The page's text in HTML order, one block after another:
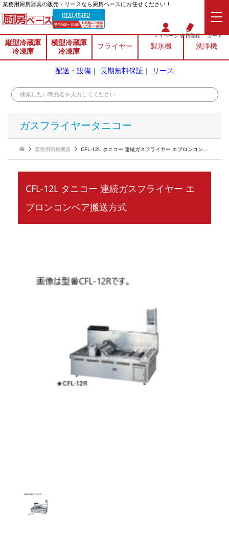
業務⽤厨房器具の販売・リースなら厨房ベースにお任せください！
0120-706-862
マイページ会員登録 カート
縦型冷蔵庫
冷凍庫
横型冷蔵庫
冷凍庫
フライヤー 製氷機 洗浄機
配送・設備 ｜ 長期無料保証 ｜ リース
ガスフライヤータニコー
業務用厨房機器 CFL-12L タニコー 連続ガスフライヤー エプロンコンベア搬送方式
CFL-12L タニコー 連続ガスフライヤー エ
プロンコンベア搬送方式